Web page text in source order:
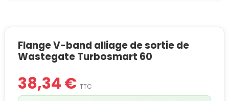
Flange V-band alliage de sortie de
Wastegate Turbosmart 60
38,34 € TTC